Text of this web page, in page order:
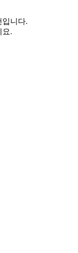
입니다.
요.